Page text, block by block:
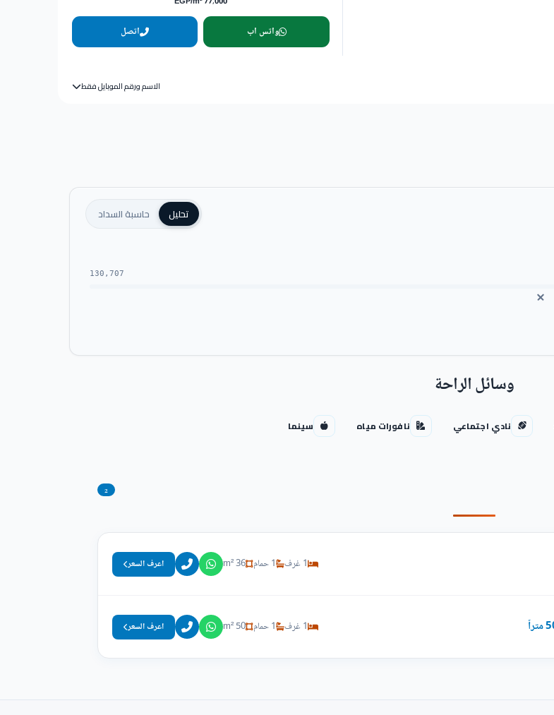
واتس اب اتصل
الاسم ورقم الموبايل فقط
تحليل حاسبة السداد
130,707
وسائل الراحة
نادي اجتماعي نافورات مياه سينما
2
1 غرف 1 حمام 36 m² اعرف السعر
1 غرف 1 حمام 50 m² اعرف السعر